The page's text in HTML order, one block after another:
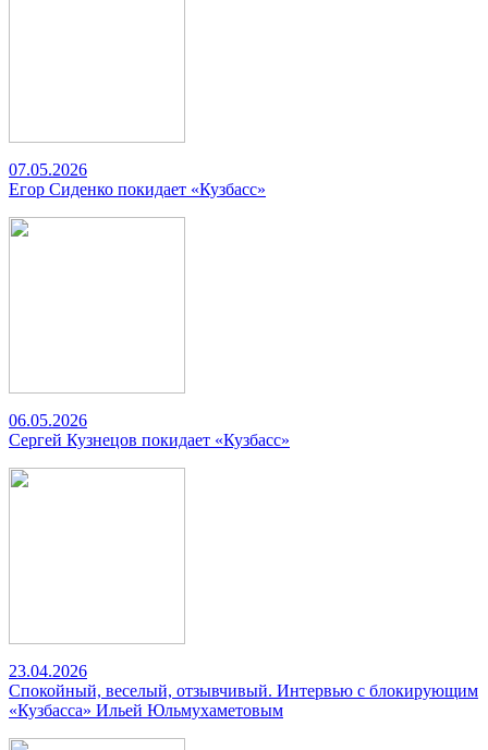
07.05.2026
Егор Сиденко покидает «Кузбасс»
06.05.2026
Сергей Кузнецов покидает «Кузбасс»
23.04.2026
Спокойный, веселый, отзывчивый. Интервью с блокирующим
«Кузбасса» Ильей Юльмухаметовым